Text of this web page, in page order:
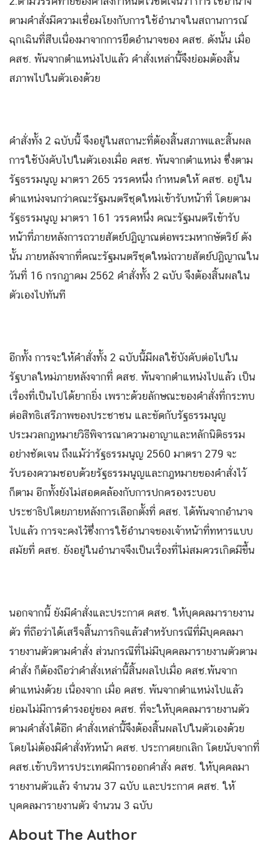
ตามคำสั่งมีความเชื่อมโยงกับการใช้อำนาจในสถานการณ์
ฉุกเฉินที่สืบเนื่องมาจากการยึดอำนาจของ คสช. ดังนั้น เมื่อ
คสช. พ้นจากตำแหน่งไปแล้ว คำสั่งเหล่านี้จึงย่อมต้องสิ้น
สภาพไปในตัวเองด้วย
คำสั่งทั้ง 2 ฉบับนี้ จึงอยู่ในสถานะที่ต้องสิ้นสภาพและสิ้นผล
การใช้บังคับไปในตัวเองเมื่อ คสช. พ้นจากตำแหน่ง ซึ่งตาม
รัฐธรรมนูญ มาตรา 265 วรรคหนึ่ง กำหนดให้ คสช. อยู่ใน
ตำแหน่งจนกว่าคณะรัฐมนตรีชุดใหม่เข้ารับหน้าที่ โดยตาม
รัฐธรรมนูญ มาตรา 161 วรรคหนึ่ง คณะรัฐมนตรีเข้ารับ
หน้าที่ภายหลังการถวายสัตย์ปฏิญาณต่อพระมหากษัตริย์ ดัง
นั้น ภายหลังจากที่คณะรัฐมนตรีชุดใหม่ถวายสัตย์ปฏิญาณใน
วันที่ 16 กรกฎาคม 2562 คำสั่งทั้ง 2 ฉบับ จึงต้องสิ้นผลใน
ตัวเองไปทันที
อีกทั้ง การจะให้คำสั่งทั้ง 2 ฉบับนี้มีผลใช้บังคับต่อไปใน
รัฐบาลใหม่ภายหลังจากที่ คสช. พ้นจากตำแหน่งไปแล้ว เป็น
เรื่องที่เป็นไปได้ยากยิ่ง เพราะด้วยลักษณะของคำสั่งที่กระทบ
ต่อสิทธิเสรีภาพของประชาชน และขัดกับรัฐธรรมนูญ
ประมวลกฎหมายวิธีพิจารณาความอาญาและหลักนิติธรรม
อย่างชัดเจน ถึงแม้ว่ารัฐธรรมนูญ 2560 มาตรา 279 จะ
รับรองความชอบด้วยรัฐธรรมนูญและกฎหมายของคำสั่งไว้
ก็ตาม อีกทั้งยังไม่สอดคล้องกับการปกครองระบอบ
ประชาธิปไตยภายหลังการเลือกตั้งที่ คสช. ได้พ้นจากอำนาจ
ไปแล้ว การจะคงไว้ซึ่งการใช้อำนาจของเจ้าหน้าที่ทหารแบบ
สมัยที่ คสช. ยังอยู่ในอำนาจจึงเป็นเรื่องที่ไม่สมควรเกิดมีขึ้น
นอกจากนี้ ยังมีคำสั่งและประกาศ คสช. ให้บุคคลมารายงาน
ตัว ที่ถือว่าได้เสร็จสิ้นภารกิจแล้วสำหรับกรณีที่มีบุคคลมา
รายงานตัวตามคำสั่ง ส่วนกรณีที่ไม่มีบุคคลมารายงานตัวตาม
คำสั่ง ก็ต้องถือว่าคำสั่งเหล่านี้สิ้นผลไปเมื่อ คสช.พ้นจาก
ตำแหน่งด้วย เนื่องจาก เมื่อ คสช. พ้นจากตำแหน่งไปแล้ว
ย่อมไม่มีการดำรงอยู่ของ คสช. ที่จะให้บุคคลมารายงานตัว
ตามคำสั่งได้อีก คำสั่งเหล่านี้จึงต้องสิ้นผลไปในตัวเองด้วย
โดยไม่ต้องมีคำสั่งหัวหน้า คสช. ประกาศยกเลิก โดยนับจากที่
คสช.เข้าบริหารประเทศมีการออกคำสั่ง คสช. ให้บุคคลมา
รายงานตัวแล้ว จำนวน 37 ฉบับ และประกาศ คสช. ให้
บุคคลมารายงานตัว จำนวน 3 ฉบับ
About The Author